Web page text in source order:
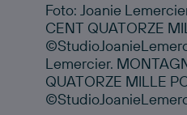
Foto: Joanie
CENT QUATORZE
Lemercier.
QUATORZE MILLE